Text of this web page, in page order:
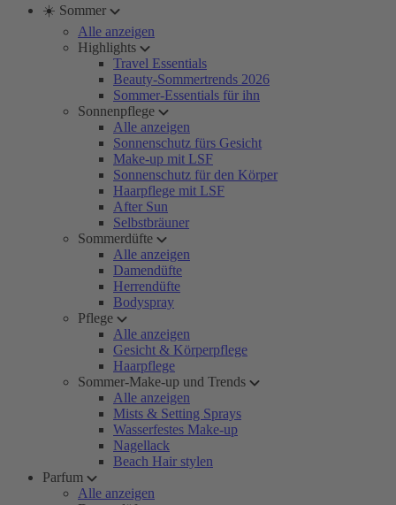
☀️ Sommer
Alle anzeigen
Highlights
Travel Essentials
Beauty-Sommertrends 2026
Sommer-Essentials für ihn
Sonnenpflege
Alle anzeigen
Sonnenschutz fürs Gesicht
Make-up mit LSF
Sonnenschutz für den Körper
Haarpflege mit LSF
After Sun
Selbstbräuner
Sommerdüfte
Alle anzeigen
Damendüfte
Herrendüfte
Bodyspray
Pflege
Alle anzeigen
Gesicht & Körperpflege
Haarpflege
Sommer-Make-up und Trends
Alle anzeigen
Mists & Setting Sprays
Wasserfestes Make-up
Nagellack
Beach Hair stylen
Parfum
Alle anzeigen